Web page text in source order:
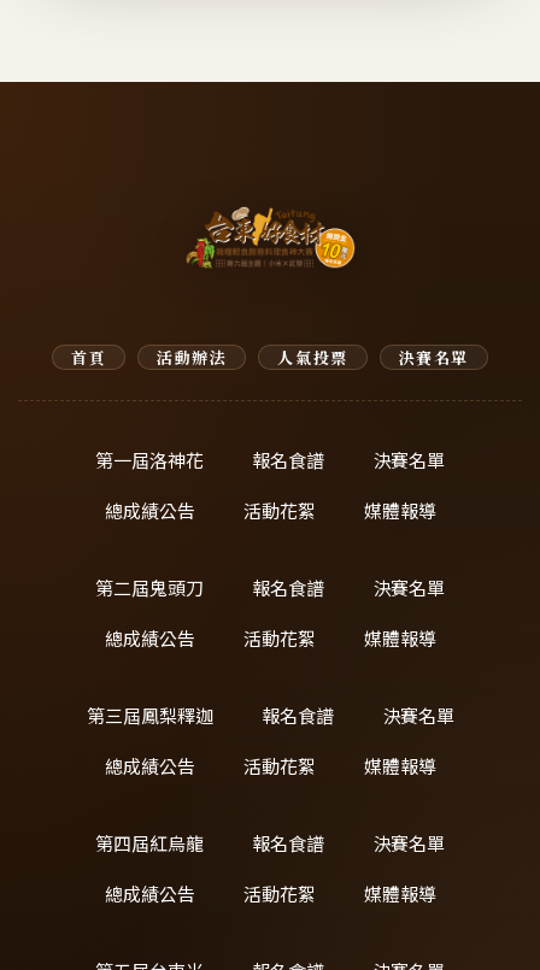
首頁 活動辦法 人氣投票 決賽名單
第一屆洛神花 報名食譜
決賽名單
總成績公告
活動花絮 媒體報導
第二屆鬼頭刀 報名食譜
決賽名單
總成績公告
活動花絮 媒體報導
第三屆鳳梨釋迦 報名食譜
決賽名單
總成績公告
活動花絮 媒體報導
第四屆紅烏龍 報名食譜
決賽名單
總成績公告
活動花絮 媒體報導